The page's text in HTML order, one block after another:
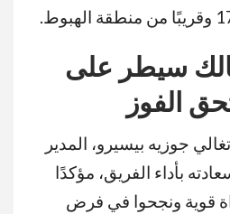
سيطر على
الفوز
جوزيه بيسيرو، المدير
بأداء الفريق، مؤكدًا
قوية ونجحوا في فرض